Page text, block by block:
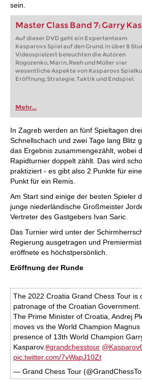
sein.
Master Class Band 7: Garry
Auf dieser DVD geht ein Expertenteam
Kasparovs Spiel auf den Grund. In über 8
Videospielzeit beleuchten die Autoren
Rogozenko, Marin, Reeh und Müller vier
wesentliche Aspekte von Kasparovs
Eröffnung, Strategie, Taktik und Endspiel.
Mehr...
In Zagreb werden an fünf Spieltagen
Schnellschach und zwei Tage lang Blitz
das Ergebnis zusammengezählt, wobei
Rapidturnier doppelt zählt. Das wird
praktiziert - es gibt also 2 Punkte für
Punkt für ein Remis.
Am Start sind einige der besten Spieler
junge niederländische Großmeister
Vertreter des Gastgebers Ivan Saric.
Das Turnier wird unter der
Regierung ausgetragen und
eröffnete es höchstpersönlich.
Eröffnung der Runde
The 2022 Croatia Grand Chess Tour is
patronage of the Croatian Government.
The Prime Minister of Croatia, Andrej
moves vs the World Champion
presence of 13th World Champion
Kasparov.#grandchesstour
pic.twitter.com/7vWapJ10Zt
— Grand Chess Tour